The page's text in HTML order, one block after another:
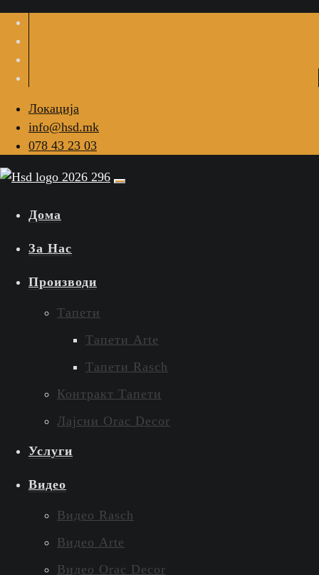
Локација
info@hsd.mk
078 43 23 03
Дома
За Нас
Производи
Тапети
Тапети Arte
Тапети Rasch
Контракт Тапети
Лајсни Orac Decor
Услуги
Видео
Видео Rasch
Видео Arte
Видео Orac Decor